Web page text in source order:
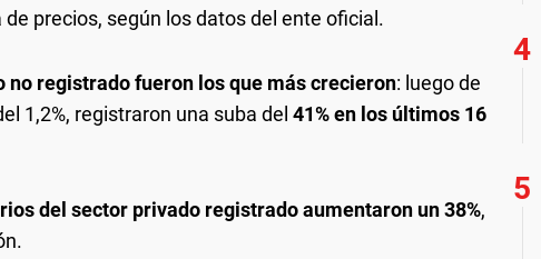
precios, según los datos del ente oficial.
no registrado fueron los que más crecieron: luego de
1,2%, registraron una suba del 41% en los últimos 16
del sector privado registrado aumentaron un 38%,